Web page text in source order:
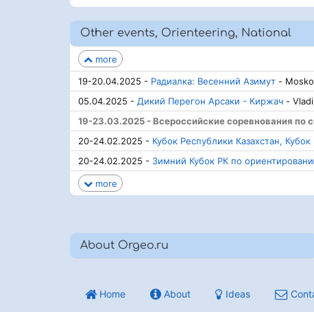
Other events, Orienteering, National
more
19-20.04.2025 - Радиалка: Весенний Азимут -
05.04.2025 - Дикий Перегон Арсаки - Киржач -
19-23.03.2025 - Всероссийские соревнования по
20-24.02.2025 - Кубок Республики Казахстан,
20-24.02.2025 - Зимний Кубок РК по
more
About Orgeo.ru
Home About Ideas